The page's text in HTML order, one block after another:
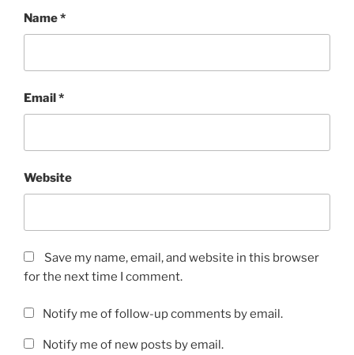
Name*
Email*
Website
Save my name, email, and website in this browser
for the next time I comment.
Notify me of follow-up comments by email.
Notify me of new posts by email.